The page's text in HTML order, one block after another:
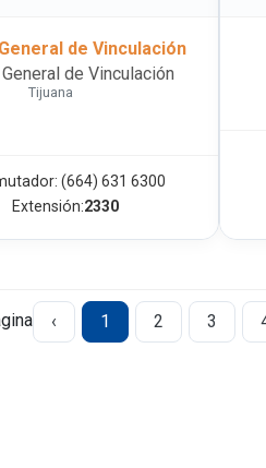
de Vinculación
de Vinculación
Tijuana
(664) 631 6300
Extensión:2330
‹ 1 2 3